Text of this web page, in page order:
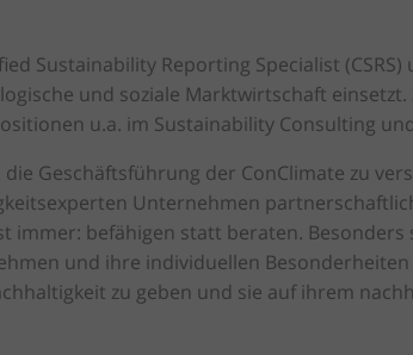
Sustainability Reporting Specialist
und soziale Marktwirtschaft
u.a. im Sustainability Consulting
die Geschäftsführung der ConClimate zu
Unternehmen
immer: befähigen statt beraten.
und ihre individuellen
zu geben und sie auf ihrem